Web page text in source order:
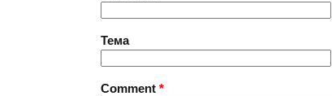
Тема
Comment *